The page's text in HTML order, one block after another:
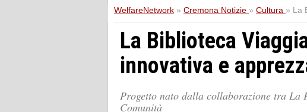
WelfareNetwork » Cremona Notizie » Cultura » La
La Biblioteca
innovativa e
Progetto nato dalla collaborazione tra
Comunità